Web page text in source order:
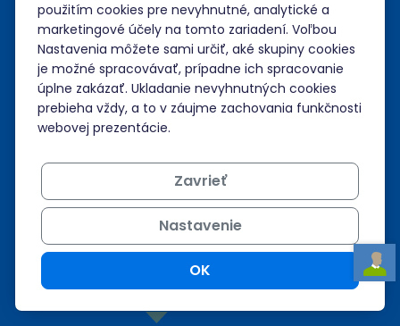
Neviem si rady?
Nápoveda
+421 268 265 986
admin@zoner.sk
použitím cookies pre nevyhnutné, analytické a
marketingové účely na tomto zariadení. Voľbou
Nastavenia môžete sami určiť, aké skupiny cookies
je možné spracovávať, prípadne ich spracovanie
úplne zakázať. Ukladanie nevyhnutných cookies
prebieha vždy, a to v záujme zachovania funkčnosti
webovej prezentácie.
Zavrieť
Nastavenie
OK